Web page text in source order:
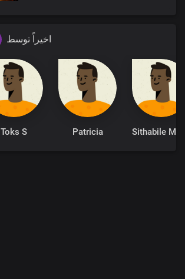
اخیراً توسط
Toks S Patricia